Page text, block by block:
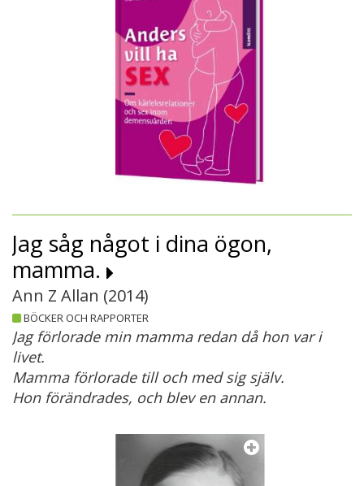
Jag såg något i dina ögon,
mamma.
Ann Z Allan (2014)
BÖCKER OCH RAPPORTER
Jag förlorade min mamma redan då hon var i
livet.
Mamma förlorade till och med sig själv.
Hon förändrades, och blev en annan.